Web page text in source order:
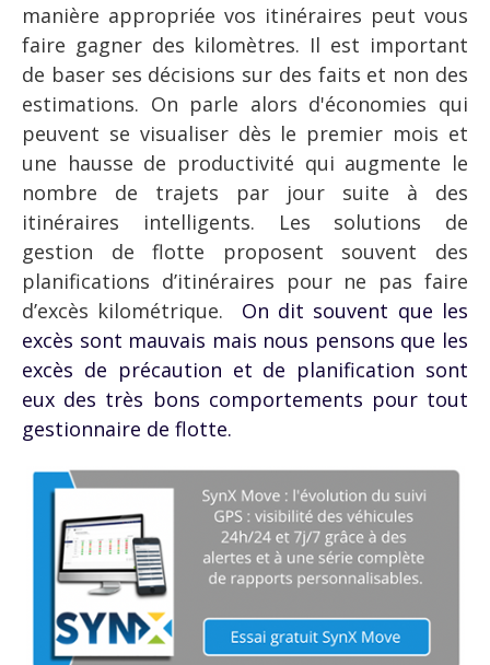
manière appropriée vos itinéraires peut vous
faire gagner des kilomètres. Il est important
de baser ses décisions sur des faits et non des
estimations. On parle alors d'économies qui
peuvent se visualiser dès le premier mois et
une hausse de productivité qui augmente le
nombre de trajets par jour suite à des
itinéraires intelligents. Les solutions de
gestion de flotte proposent souvent des
planifications d’itinéraires pour ne pas faire
d’excès kilométrique.
On dit souvent que les
excès sont mauvais mais nous pensons que les
excès de précaution et de planification sont
eux des très bons comportements pour tout
gestionnaire de flotte.